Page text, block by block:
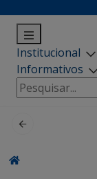
Institucional
Informativos
Pesquisar
por: